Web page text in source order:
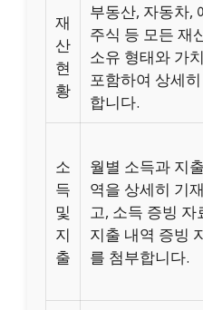
재
산
현
황
부동산, 자동차,
주식 등 모든 재
소유 형태와 가
포함하여 상세
합니다.
소
득
및
지
출
월별 소득과 지
역을 상세히 기
고, 소득 증빙 자
지출 내역 증빙
를 첨부합니다.